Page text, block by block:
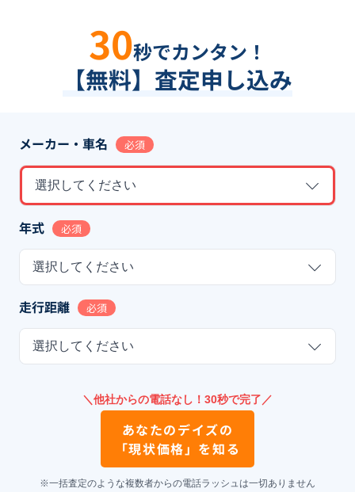
30秒でカンタン！
【無料】査定申し込み
メーカー・車名 必須
選択してください
年式 必須
選択してください
走行距離 必須
選択してください
＼他社からの電話なし！30秒で完了／
あなたのデイズの
「現状価格」を知る
※一括査定のような複数者からの電話ラッシュは一切ありません